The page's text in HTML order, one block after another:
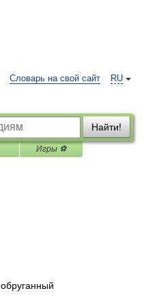
RU
Словарь на свой сайт
Найти!
Игры ⚽
обруганный